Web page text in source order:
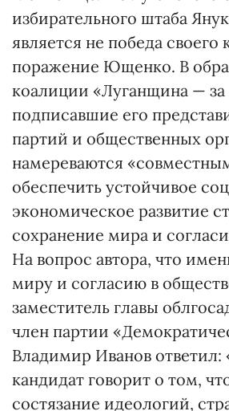
избирательного штаба
является не победа своего
поражение Ющенко. В
коалиции «Луганщина — за
подписавшие его
партий и общественных
намереваются
обеспечить устойчивое
экономическое развитие
сохранение мира и
На вопрос автора, что
миру и согласию в
заместитель главы
член партии
Владимир Иванов ответил:
кандидат говорит о том,
состязание идеологий,